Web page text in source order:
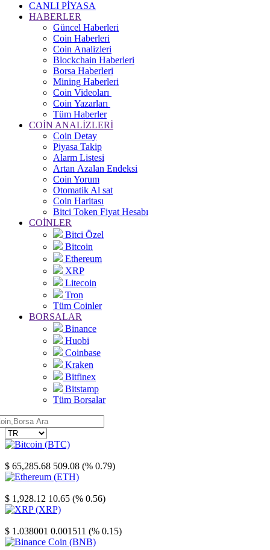
CANLI PİYASA
HABERLER
Güncel Haberleri
Coin Haberleri
Coin Analizleri
Blockchain Haberleri
Borsa Haberleri
Mining Haberleri
Coin Videoları
Coin Yazarları
Tüm Haberler
COİN ANALİZLERİ
Coin Detay
Piyasa Takip
Alarm Listesi
Artan Azalan Endeksi
Coin Yorum
Otomatik Al sat
Coin Haritası
Bitci Token Fiyat Hesabı
COİNLER
Bitci Özel
Bitcoin
Ethereum
XRP
Litecoin
Tron
Tüm Coinler
BORSALAR
Binance
Huobi
Coinbase
Kraken
Bitfinex
Bitstamp
Tüm Borsalar
$ 65,285.68 509.08 (% 0.79)
$ 1,928.12 10.65 (% 0.56)
$ 1.038001 0.001511 (% 0.15)